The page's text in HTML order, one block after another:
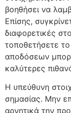
βοηθήσει να
Επίσης,
διαφορετικές
τοποθετήσετε
αποδόσεων
καλύτερες
Η υπεύθυνη
σημασίας. Μην
αρνητικά την